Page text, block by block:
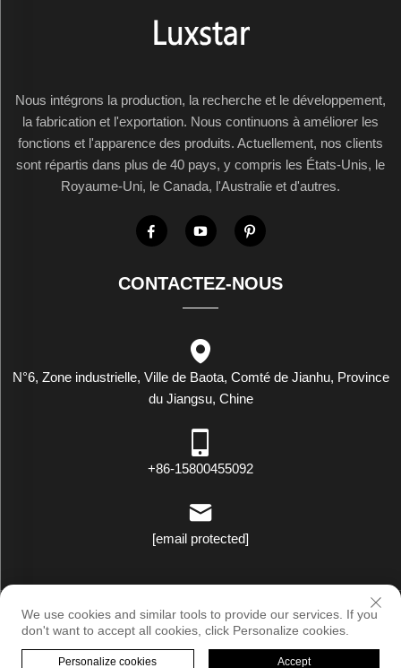
Nous intégrons la production, la recherche et le développement,
la fabrication et l'exportation. Nous continuons à améliorer les
fonctions et l'apparence des produits. Actuellement, nos clients
sont répartis dans plus de 40 pays, y compris les États-Unis, le
Royaume-Uni, le Canada, l'Australie et d'autres.
CONTACTEZ-NOUS
N°6, Zone industrielle, Ville de Baota, Comté de Jianhu, Province
du Jiangsu, Chine
+86-15800455092
[email protected]
Droits d'auteur © Luxstar Industrie (Jiangsu) Co., Ltd. Tous droits
réservés | Politique de confidentialité
We use cookies and similar tools to provide our services. If you
don't want to accept all cookies, click Personalize cookies.
Personalize cookies Accept